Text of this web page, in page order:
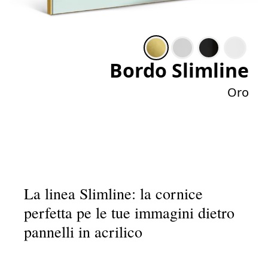
Bordo Slimline
Oro
La linea Slimline: la cornice
perfetta pe le tue immagini dietro
pannelli in acrilico